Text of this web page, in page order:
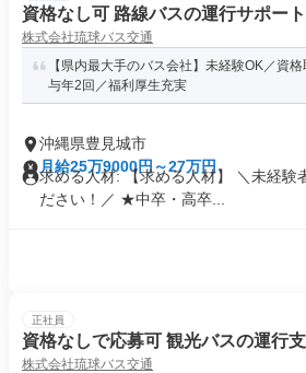
資格なし可 路線バスの運行サポー
株式会社琉球バス交通
【県内最大手のバス会社】未経験OK／資
与年2回／福利厚生充実
沖縄県豊見城市
月給25万9000円～27万円
求める人材: 【求める人材】 ＼未経験
ださい！／ ★中卒・高卒...
正社員
資格なしで応募可 観光バスの運行
株式会社琉球バス交通